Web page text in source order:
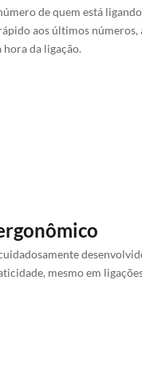
de quem está
aos últimos
hora da ligação.
mesmo em